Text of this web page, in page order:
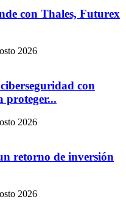
con Thales, Futurex
2026
con
proteger...
2026
retorno de inversión
2026